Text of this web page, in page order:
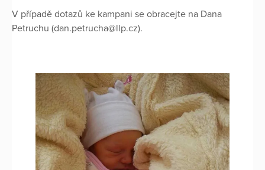
V případě dotazů ke kampani se obracejte na Dana
Petruchu (dan.petrucha@llp.cz).